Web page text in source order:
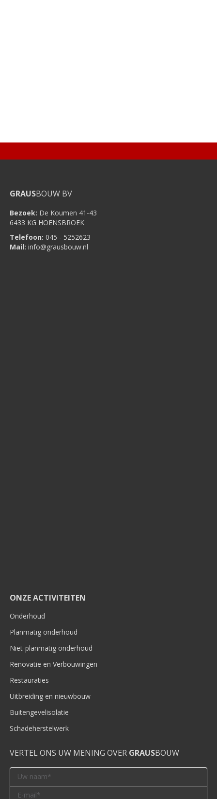
GRAUSBOUW BV
Bezoek: De Koumen 41-43
6433 KG HOENSBROEK
Telefoon: 045 - 5252623
Mail: info@grausbouw.nl
ONZE ACTIVITEITEN
Onderhoud
Planmatig onderhoud
Niet-planmatig onderhoud
Renovatie en Verbouwingen
Restauraties
Uitbreiding en nieuwbouw
Buitengevelisolatie
Schadeherstelwerk
VERTEL ONS UW MENING OVER GRAUSBOUW